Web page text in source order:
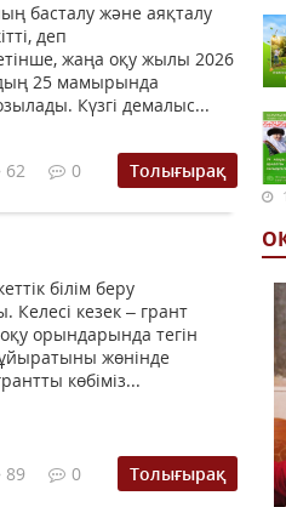
басталу және аяқталу
деп
жаңа оқу жылы 2026
25 мамырында
Күзгі демалыс...
62 0 Толығырақ
білім беру
кезек – грант
орындарында тегін
жөнінде
көбіміз...
89 0 Толығырақ